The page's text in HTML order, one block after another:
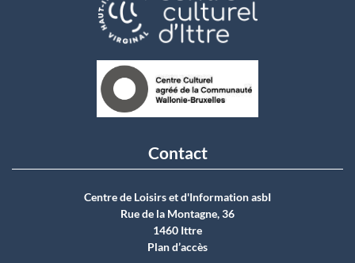
Contact
Centre de Loisirs et d'Information asbI
Rue de la Montagne, 36
1460 Ittre
Plan d’accès